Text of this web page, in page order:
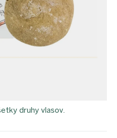
druhy vlasov.